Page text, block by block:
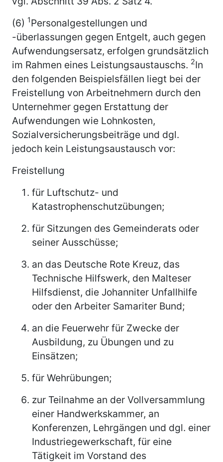
(6) 1Personalgestellungen und
-überlassungen gegen Entgelt, auch gegen
Aufwendungsersatz, erfolgen grundsätzlich
im Rahmen eines Leistungsaustauschs. 2In
den folgenden Beispielsfällen liegt bei der
Freistellung von Arbeitnehmern durch den
Unternehmer gegen Erstattung der
Aufwendungen wie Lohnkosten,
Sozialversicherungsbeiträge und dgl.
jedoch kein Leistungsaustausch vor:
Freistellung
für Luftschutz- und
Katastrophenschutzübungen;
für Sitzungen des Gemeinderats oder
seiner Ausschüsse;
an das Deutsche Rote Kreuz, das
Technische Hilfswerk, den Malteser
Hilfsdienst, die Johanniter Unfallhilfe
oder den Arbeiter Samariter Bund;
an die Feuerwehr für Zwecke der
Ausbildung, zu Übungen und zu
Einsätzen;
für Wehrübungen;
zur Teilnahme an der Vollversammlung
einer Handwerkskammer, an
Konferenzen, Lehrgängen und dgl. einer
Industriegewerkschaft, für eine
Tätigkeit im Vorstand des